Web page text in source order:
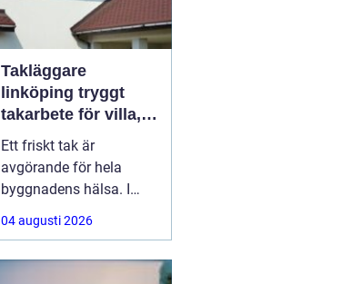
Takläggare
linköping tryggt
takarbete för villa,
brf och företag
Ett friskt tak är
avgörande för hela
byggnadens hälsa. I
Linköping utsätts taken
för stora
04 augusti 2026